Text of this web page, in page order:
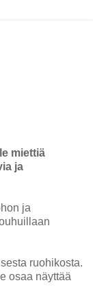
miettiä
ja
ja
ruohikosta.
osaa näyttää